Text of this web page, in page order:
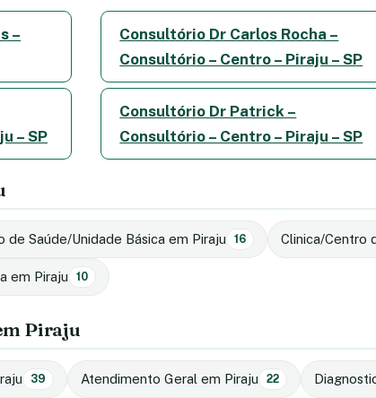
–
Consultório Dr Carlos Rocha –
Consultório – Centro – Piraju – SP
– SP
Consultório Dr Patrick –
Consultório – Centro – Piraju – SP
de Saúde/Unidade Básica em Piraju 16 Clinica/Centro
em Piraju 10
Piraju
39 Atendimento Geral em Piraju 22